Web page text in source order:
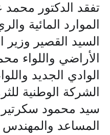
تفقد الدكتور محمد
الموارد المائية
السيد القصير وزير
الأراضي واللواء
الوادي الجديد
الشركة الوطنية
سيد محمود
المساعد